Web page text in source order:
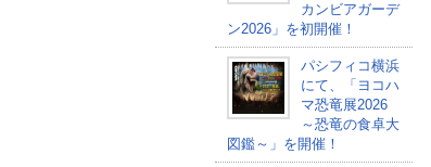
カンビアガーデ
ン2026」を初開催！
パシフィコ横浜
にて、「ヨコハ
マ恐竜展2026
～恐竜の食卓大
図鑑～」を開催！